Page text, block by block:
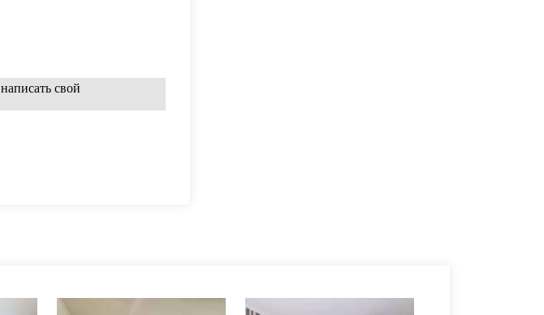
написать свой